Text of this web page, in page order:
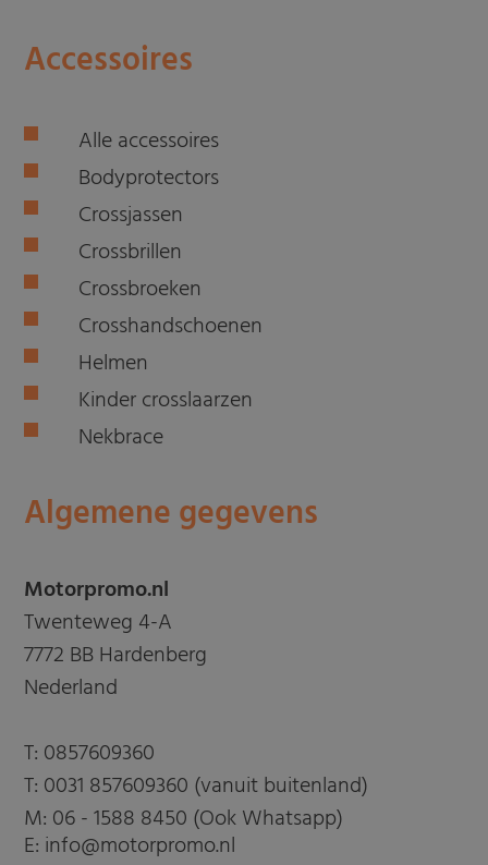
Accessoires
Alle accessoires
Bodyprotectors
Crossjassen
Crossbrillen
Crossbroeken
Crosshandschoenen
Helmen
Kinder crosslaarzen
Nekbrace
Algemene gegevens
Motorpromo.nl
Twenteweg 4-A
7772 BB Hardenberg
Nederland
T: 0857609360
T: 0031 857609360 (vanuit buitenland)
M: 06 - 1588 8450 (Ook Whatsapp)
E: info@motorpromo.nl